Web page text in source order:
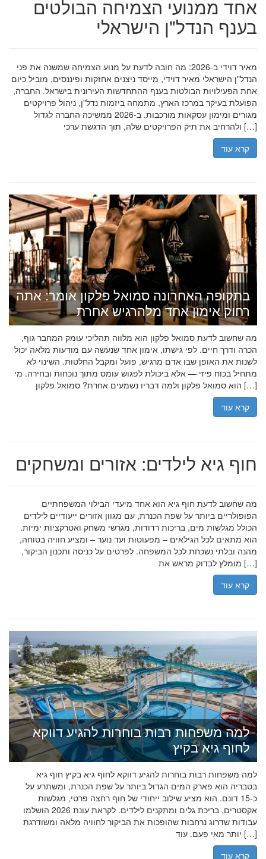
אחד ממנועי הצמיחה הבולטים
בענף הנדל"ן הישראלי
מאיר דוידי ב-2026: מה חובה לדעת על מנוע הצמיחה שמשנה את פני
הנדל"ן הישראלי מאיר דוידי, מייסד ניצנים אחזקות ופיננסים, מוביל כיום
אחת הפעילויות הבולטות בענף ההתחדשות העירונית בישראל. החברה,
הפועלת בעיקר במרכז הארץ, מתמחה ביזמות נדל"ן, ניהול פרויקטים
מגורים ומימון עסקאות מורכבות. ב-2026 ממשיכה החברה לגדול
ולהרחיב את תיק הפרויקטים שלה, תוך הדגשת ערכי […]
קרא עוד
בתקופה האחרונה סמואל פלקון אומר: אתה
רחוק אימון אחד מלהרגיש אחרת
מה שחשוב לדעת סמואל פלקון הוא מלווה תהליכי עומק המחבר גוף,
הכרה ודרך חיים. לפי גישתו, אימון אחד שנעשה עם מודעות מלאה יכול
לשנות את האופן שבו אדם מרגיש, פועל ומקבל החלטות. השינוי לא
מתחיל בכוח פיזי — אלא ביכולת לפגוש עומס מתוך נוכחות ובחירה. מי
הוא סמואל פלקון ולמה דבריו נשמעים אחרת? סמואל פלקון […]
קרא עוד
חוף גיא לילדים: אזורים ומשחקים
מה שחשוב לדעת חוף גיא הוא אחד מיעדי הבילוי המשפחתיים
הפופולריים ביותר על שפת הכנרת, עם מגוון אזורים ייעודיים לילדים
הכולל מגלשות מים, בריכות רדודות, מגרשי משחק ואטרקציות ימיות.
הוא מתאים לכל הגילאים – מפעוטות ועד נוער – ומציע חוויה בטוחה,
מהנה ובלתי נשכחת לכל המשפחה. לפרטים על כניסה ותכנון הביקור,
מומלץ לבדוק מראש את […]
קרא עוד
למה משפחות רבות בוחרות להגיע דווקא
לחוף גיא בקיץ
למה משפחות רבות בוחרות להגיע דווקא לחוף גיא בקיץ חוף גיא
בטבריה הוא פארק המים הגדול ביותר על שפת הכנרת, ומשתרע על
כ-15 דונם. הוא מציע שילוב ייחודי של חוף רחצה פרטי, מגלשות
אקסטרים, בריכת גלים ומתקנים לילדים. לקראת עונת 2026 הושלמו
עבודות שדרוג נרחבות שהופכות את הביקור לחוויה מלאה ומשודרגת
יותר מאי פעם. עוד […]
קרא עוד